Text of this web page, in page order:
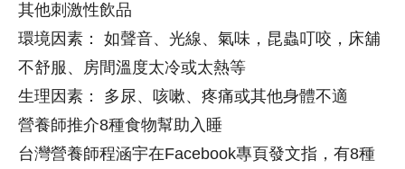
其他刺激性飲品
環境因素： 如聲音、光線、氣味，昆蟲叮咬，床舖
不舒服、房間溫度太冷或太熱等
生理因素： 多尿、咳嗽、疼痛或其他身體不適
營養師推介8種食物幫助入睡
台灣營養師程涵宇在Facebook專頁發文指，有8種